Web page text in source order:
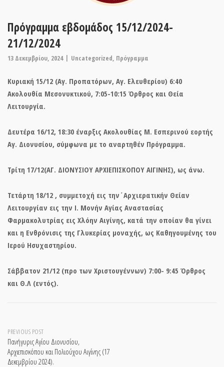
Πρόγραμμα εβδομάδος 15/12/2024-
21/12/2024
13 Δεκεμβρίου, 2024 Uncategorized, Πρόγραμμα
Κυριακή 15/12 (Αγ. Προπατόρων, Αγ. Ελευθερίου) 6:40
Ακολουθία Μεσονυκτικού, 7:05-10:15 Όρθρος και Θεία
Λειτουργία.
Δευτέρα 16/12, 18:30 έναρξις Ακολουθίας Μ. Εσπερινού εορτής
Αγ. Διονυσίου, σύμφωνα με το αναρτηθέν Πρόγραμμα.
Τρίτη 17/12(ΑΓ. ΔΙΟΝΥΣΙΟΥ ΑΡΧΙΕΠΙΣΚΟΠΟΥ ΑΙΓΙΝΗΣ), ως άνω.
Τετάρτη 18/12 , συμμετοχή εις την΄Αρχιερατικήν Θείαν
Λειτουργίαν εις την Ι. Μονήν Αγίας Αναστασίας
Φαρμακολυτρίας εις Χλόην Αιγίνης, κατά την οποίαν θα γίνει
και η Ενθρόνισις της Γλυκερίας μοναχής, ως Καθηγουμένης του
Ιερού Ησυχαστηρίου.
Σάββατον 21/12 (προ των Χριστουγέννων) 7:00- 9:45 Όρθρος
και Θ.Λ (εντός).
Post
navigation
PREVIOUS POST
Πανήγυρις Αγίου Διονυσίου,
Αρχιεπισκόπου και Πολιούχου Αιγίνης (17
Δεκεμβρίου 2024).